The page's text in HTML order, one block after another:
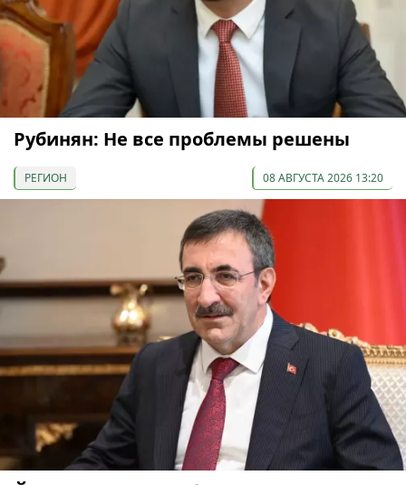
Рубинян: Не все проблемы решены
РЕГИОН 08 АВГУСТА 2026 13:20